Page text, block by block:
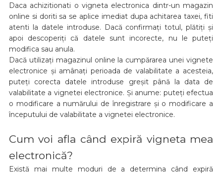
Daca achizitionati o vigneta electronica dintr-un magazin
online si doriti sa se aplice imediat dupa achitarea taxei, fiti
atenti la datele introduse. Dacă confirmați totul, plătiți și
apoi descoperiți că datele sunt incorecte, nu le puteți
modifica sau anula.
Dacă utilizați magazinul online la cumpărarea unei vignete
electronice și amânați perioada de valabilitate a acesteia,
puteți corecta datele introduse greșit până la data de
valabilitate a vignetei electronice. Și anume: puteți efectua
o modificare a numărului de înregistrare și o modificare a
începutului de valabilitate a vignetei electronice.
Cum voi afla când expiră vigneta mea
electronică?
Există mai multe moduri de a determina când expiră